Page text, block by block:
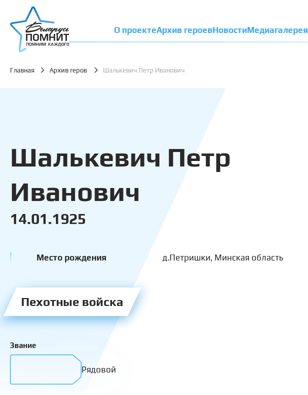
О проектеАрхив героевНовостиМедиагалерея
Главная Архив геров Шалькевич Петр Иванович
Шалькевич Петр
Иванович
14.01.1925
Место рождения д.Петришки, Минская область
Пехотные войска
Звание
Рядовой